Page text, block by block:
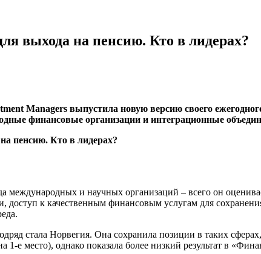
выхода на пенсию. Кто в лидерах?
Managers выпустила новую версию своего
финансовые организации и интеграционные
международных и научных организаций – всего он
доступ к качественным финансовым услугам для
стала Норвегия. Она сохранила позиции в таких
1-е место), однако показала более низкий результат в